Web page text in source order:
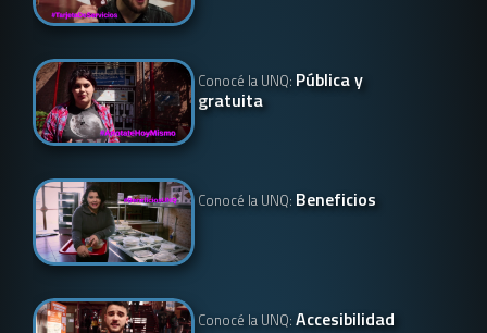
Conocé la UNQ: Pública y
gratuita
Conocé la UNQ: Beneficios
Conocé la UNQ:Accesibilidad